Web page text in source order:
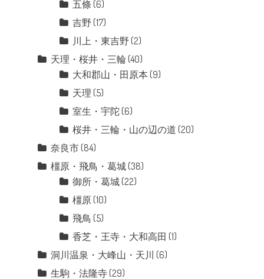
五條 (6)
吉野 (17)
川上・東吉野 (2)
天理・桜井・三輪 (40)
大和郡山・田原本 (9)
天理 (5)
室生・宇陀(6)
桜井・三輪・山の辺の道 (20)
奈良市(84)
橿原・飛鳥・葛城(38)
御所・葛城(22)
橿原(10)
飛鳥 (5)
香芝・王寺・大和高田 (1)
洞川温泉・大峰山・天川 (6)
生駒・法隆寺(29)